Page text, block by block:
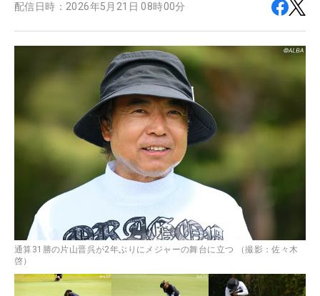
配信日時： 2026年5月21日 08時00分
通算31勝の片山晋呉が2年ぶりにメジャーの舞台に立つ （撮影：佐々木
啓）